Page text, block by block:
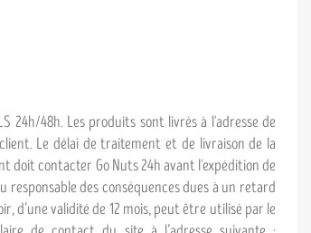
24h/48h. Les produits sont livrés à l'adresse de
Le délai de traitement et de livraison de la
doit contacter Go Nuts 24h avant l'expédition de
responsable des conséquences dues à un retard
d’une validité de 12 mois, peut être utilisé par le